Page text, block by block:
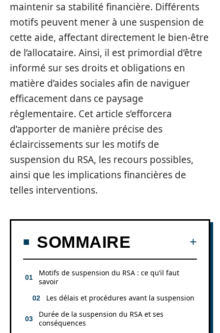
maintenir sa stabilité financière. Différents
motifs peuvent mener à une suspension de
cette aide, affectant directement le bien-être
de l’allocataire. Ainsi, il est primordial d’être
informé sur ses droits et obligations en
matière d’aides sociales afin de naviguer
efficacement dans ce paysage
réglementaire. Cet article s’efforcera
d’apporter de manière précise des
éclaircissements sur les motifs de
suspension du RSA, les recours possibles,
ainsi que les implications financières de
telles interventions.
SOMMAIRE
Motifs de suspension du RSA : ce qu’il faut
savoir
Les délais et procédures avant la suspension
Durée de la suspension du RSA et ses
conséquences